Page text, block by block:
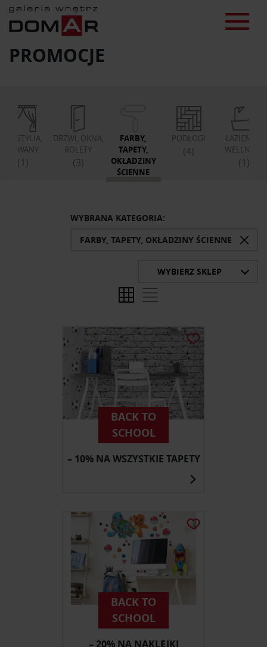
PROMOCJE
TEKSTYLIA,
DYWANY
(1)
DRZWI, OKNA,
ROLETY
(3)
FARBY,
TAPETY,
OKŁADZINY
ŚCIENNE
PODŁOGI
(4)
ŁAZIENKA,
WELLNESS
(1)
WYBRANA KATEGORIA:
FARBY, TAPETY, OKŁADZINY ŚCIENNE
WYBIERZ SKLEP
BACK TO
SCHOOL
– 10% NA WSZYSTKIE TAPETY
BACK TO
SCHOOL
– 20% NA NAKLEJKI